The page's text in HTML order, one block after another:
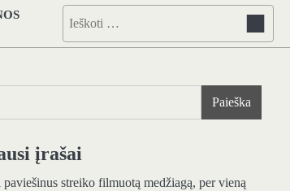
Ieškoti:
Paieška
įrašai
streiko filmuotą medžiagą, per vieną